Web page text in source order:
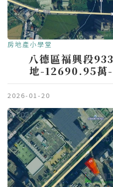
房地產小學堂
八德區福興段
地-12690.95萬
2026-01-20